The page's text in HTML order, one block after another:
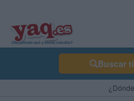
Buscar